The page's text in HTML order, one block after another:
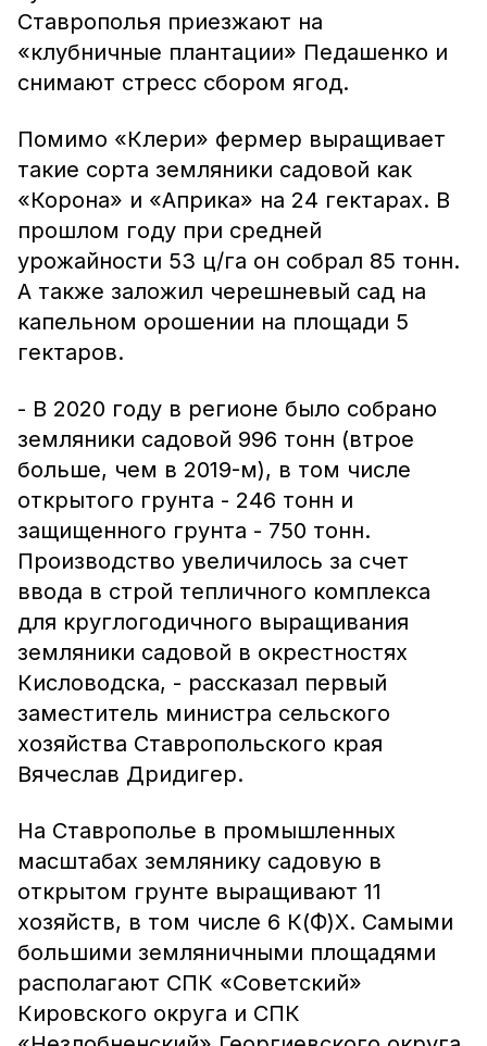
Ставрополья приезжают на
«клубничные плантации» Педашенко и
снимают стресс сбором ягод.
Помимо «Клери» фермер выращивает
такие сорта земляники садовой как
«Корона» и «Априка» на 24 гектарах. В
прошлом году при средней
урожайности 53 ц/га он собрал 85 тонн.
А также заложил черешневый сад на
капельном орошении на площади 5
гектаров.
- В 2020 году в регионе было собрано
земляники садовой 996 тонн (втрое
больше, чем в 2019-м), в том числе
открытого грунта - 246 тонн и
защищенного грунта - 750 тонн.
Производство увеличилось за счет
ввода в строй тепличного комплекса
для круглогодичного выращивания
земляники садовой в окрестностях
Кисловодска, - рассказал первый
заместитель министра сельского
хозяйства Ставропольского края
Вячеслав Дридигер.
На Ставрополье в промышленных
масштабах землянику садовую в
открытом грунте выращивают 11
хозяйств, в том числе 6 К(Ф)Х. Самыми
большими земляничными площадями
располагают СПК «Советский»
Кировского округа и СПК